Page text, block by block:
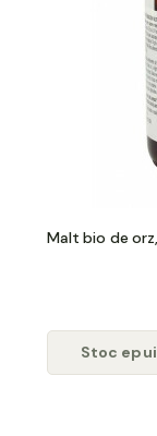
Malt bio de
Stoc